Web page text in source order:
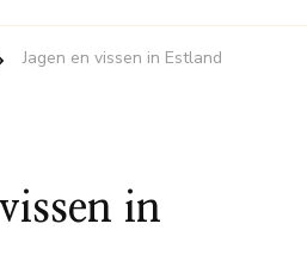
Jagen en vissen in Estland
in